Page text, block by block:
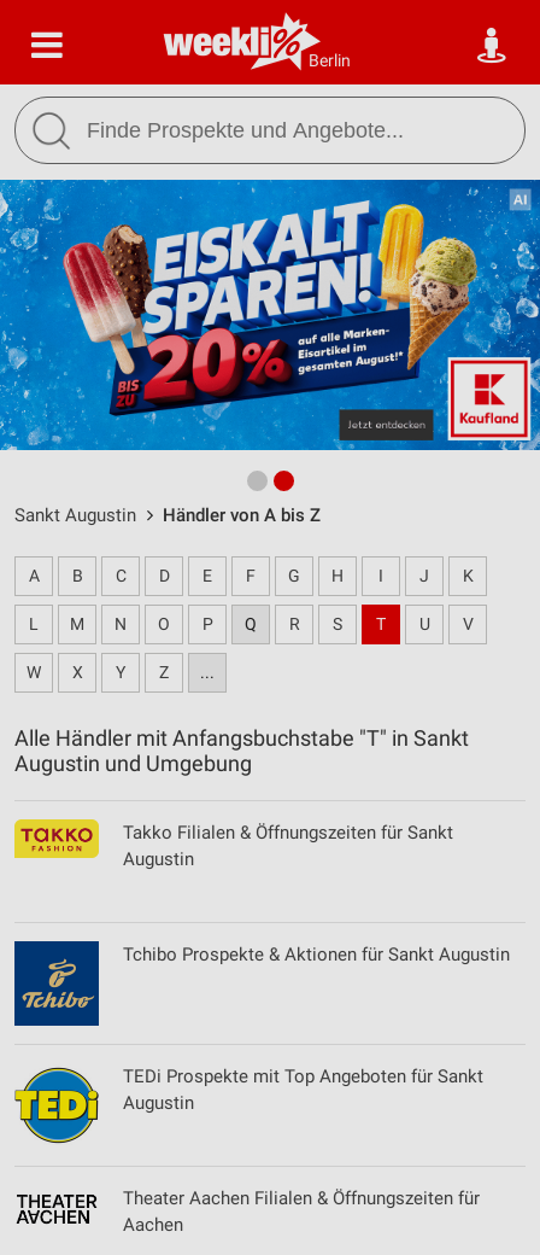
Berlin
Sankt Augustin Händler von A bis Z
A B C D E F G H I J K
L M N O P Q R S T U V
W X Y Z ...
Alle Händler mit Anfangsbuchstabe "T" in Sankt
Augustin und Umgebung
Takko Filialen & Öffnungszeiten für Sankt
Augustin
Tchibo Prospekte & Aktionen für Sankt Augustin
TEDi Prospekte mit Top Angeboten für Sankt
Augustin
Theater Aachen Filialen & Öffnungszeiten für
Aachen